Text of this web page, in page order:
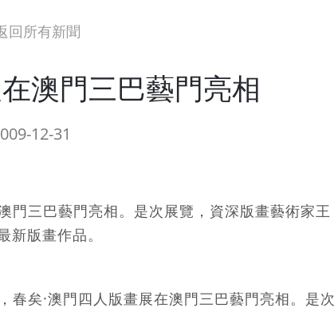
回所有新聞
澳門三巴藝門亮相
12-31
門三巴藝門亮相。是次展覽，資深版畫藝術家王
版畫作品。
矣·澳門四人版畫展在澳門三巴藝門亮相。是次